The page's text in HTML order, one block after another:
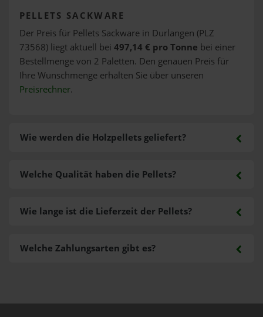
PELLETS SACKWARE
Der Preis für Pellets Sackware in Durlangen (PLZ
73568) liegt aktuell bei 497,14 € pro Tonne bei einer
Bestellmenge von 2 Paletten. Den genauen Preis für
Ihre Wunschmenge erhalten Sie über unseren
Preisrechner.
Wie werden die Holzpellets geliefert?
Welche Zahlungsarten gibt es?
Welche Qualität haben die Pellets?
Wie lange ist die Lieferzeit der Pellets?